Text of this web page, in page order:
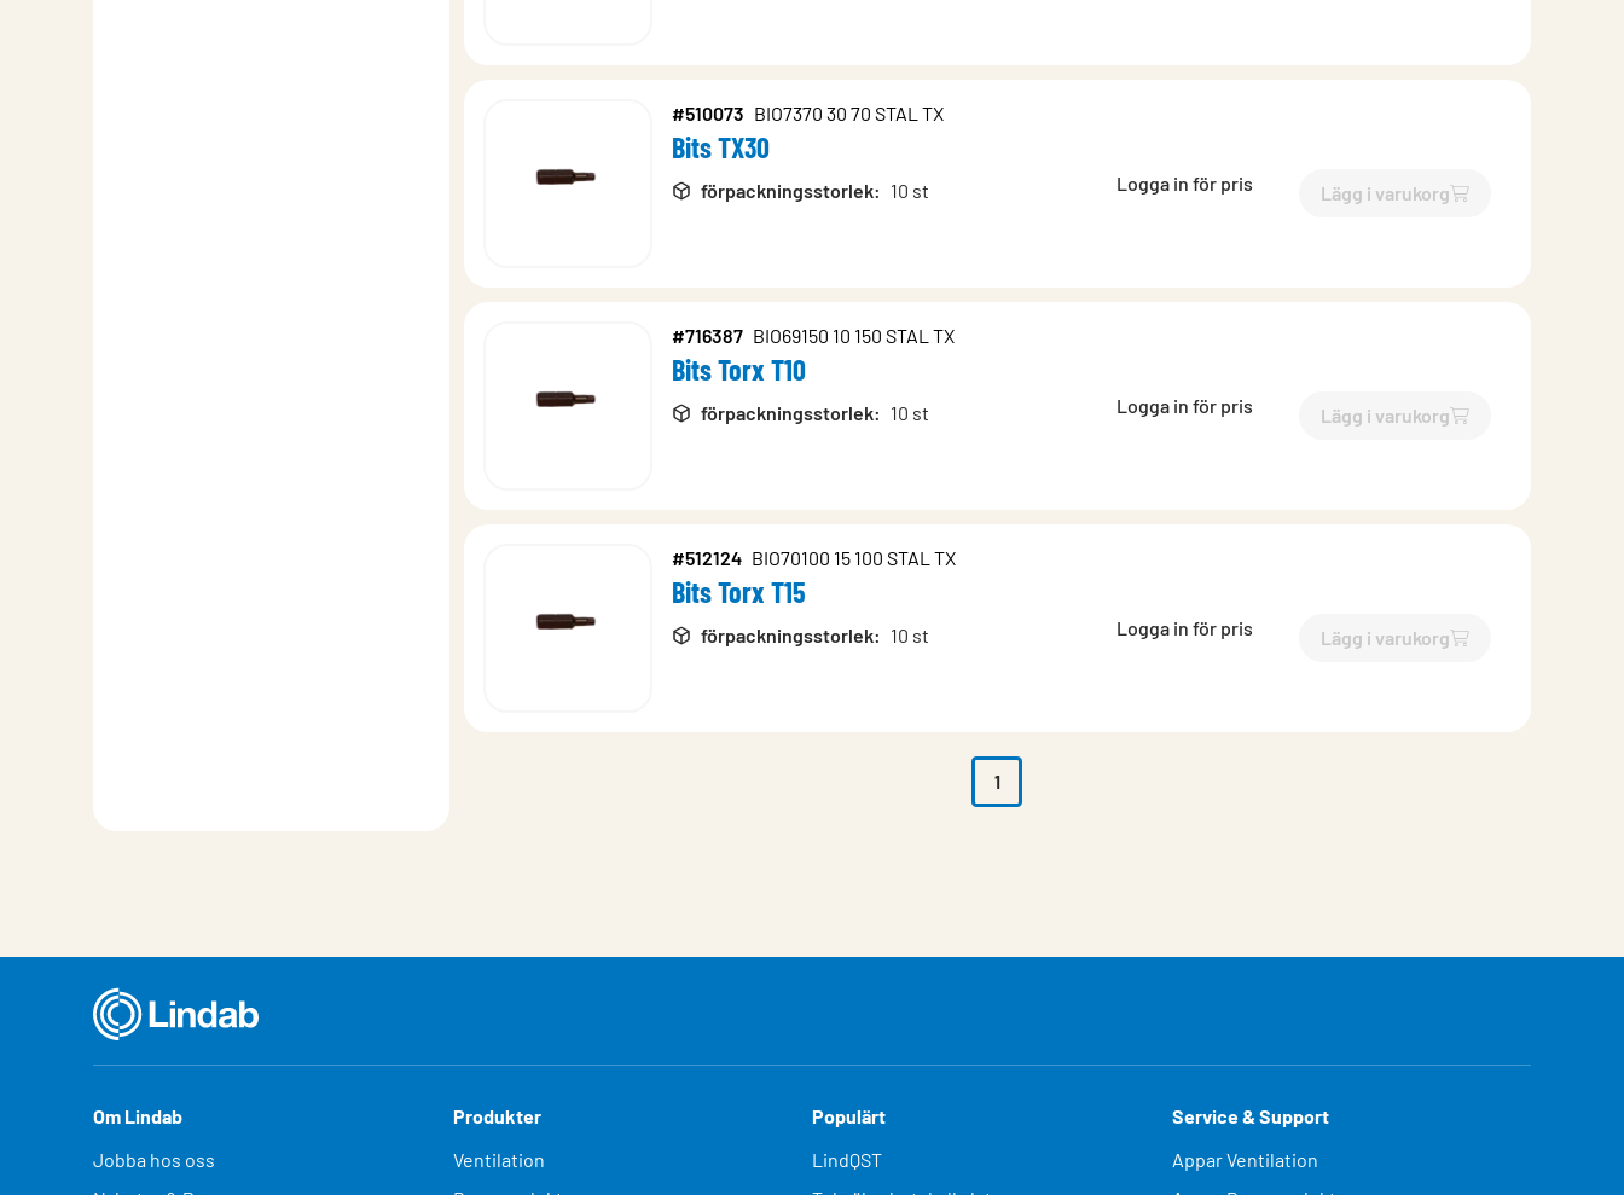
#510073 BIO7370 30 70 STAL TX
Bits TX30
förpackningsstorlek: 10 st Logga in för pris Lägg i varukorg
`$Lägg till
#716387 BIO69150 10 150 STAL TX
Bits Torx T10
förpackningsstorlek: 10 st Logga in för pris Lägg i varukorg
`$Lägg till
#512124 BIO70100 15 100 STAL TX
Bits Torx T15
förpackningsstorlek: 10 st Logga in för pris Lägg i varukorg
`$Lägg till
1
Om Lindab
Jobba hos oss
Produkter
Ventilation
Populärt
LindQST
Service & Support
Appar Ventilation